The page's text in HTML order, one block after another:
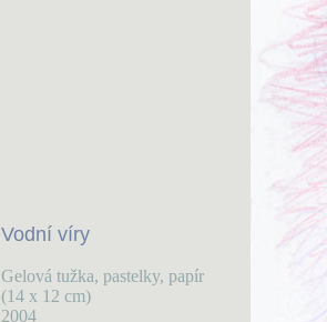
Vodní víry
Gelová tužka, pastelky, papír
(14 x 12 cm)
2004